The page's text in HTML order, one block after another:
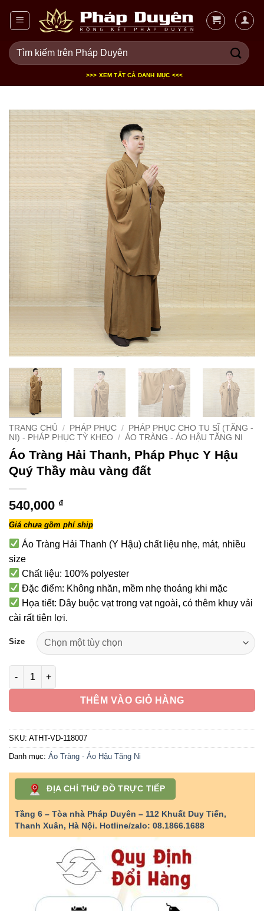
dung
Tìm
kiếm:
>>> XEM TẤT CẢ DANH MỤC <<<
TRANG CHỦ / PHÁP PHỤC /
PHÁP PHỤC CHO TU SĨ (TĂNG -
NI) - PHÁP PHỤC TỲ KHEO / ÁO TRÀNG - ÁO HẬU TĂNG NI
Áo Tràng Hải Thanh, Pháp Phục Y Hậu
Quý Thầy màu vàng đất
540,000 ₫
Giá chưa gồm phí ship
Áo Tràng Hải Thanh (Y Hậu) chất liệu nhẹ, mát, nhiều
size
Chất liệu: 100% polyester
Đặc điểm: Không nhăn, mềm nhẹ thoáng khi mặc
Họa tiết: Dây buộc vạt trong vạt ngoài, có thêm khuy vải
cài rất tiện lợi.
Size
Áo Tràng Hải Thanh, Pháp Phục Y Hậu Quý Thầy màu vàng
THÊM VÀO GIỎ HÀNG
SKU: ATHT-VD-118007
Danh mục: Áo Tràng - Áo Hậu Tăng Ni
ĐỊA CHỈ THỬ ĐỒ TRỰC TIẾP
Tầng 6 – Tòa nhà Pháp Duyên – 112 Khuất Duy Tiến,
Thanh Xuân, Hà Nội. Hotline/zalo: 08.1866.1688